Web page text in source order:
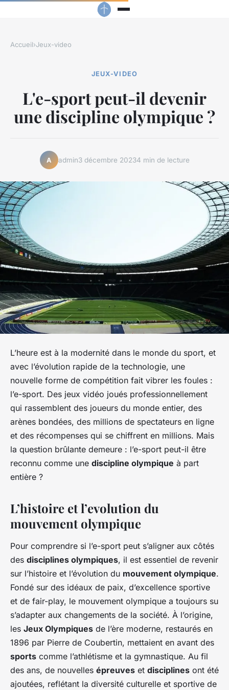
Accueil›Jeux-video
JEUX-VIDEO
L'e-sport peut-il devenir
une discipline olympique ?
A admin3 décembre 20234 min de lecture
L’heure est à la modernité dans le monde du sport, et
avec l’évolution rapide de la technologie, une
nouvelle forme de compétition fait vibrer les foules :
l’e-sport. Des jeux vidéo joués professionnellement
qui rassemblent des joueurs du monde entier, des
arènes bondées, des millions de spectateurs en ligne
et des récompenses qui se chiffrent en millions. Mais
la question brûlante demeure : l’e-sport peut-il être
reconnu comme une discipline olympique à part
entière ?
L’histoire et l’evolution du
mouvement olympique
Pour comprendre si l’e-sport peut s’aligner aux côtés
des disciplines olympiques, il est essentiel de revenir
sur l’histoire et l’évolution du mouvement olympique.
Fondé sur des idéaux de paix, d’excellence sportive
et de fair-play, le mouvement olympique a toujours su
s’adapter aux changements de la société. À l’origine,
les Jeux Olympiques de l’ère moderne, restaurés en
1896 par Pierre de Coubertin, mettaient en avant des
sports comme l’athlétisme et la gymnastique. Au fil
des ans, de nouvelles épreuves et disciplines ont été
ajoutées, reflétant la diversité culturelle et sportive de